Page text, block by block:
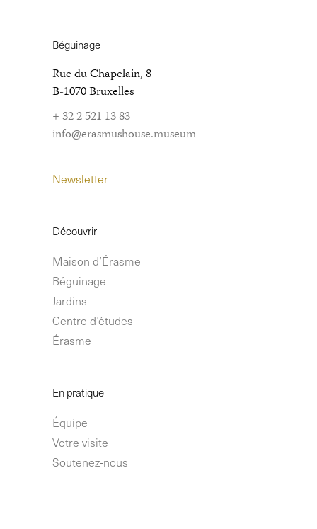
Béguinage
Rue du Chapelain, 8
B-1070 Bruxelles
+ 32 2 521 13 83
info@erasmushouse.museum
Newsletter
Découvrir
Maison d’Érasme
Béguinage
Jardins
Centre d’études
Érasme
En pratique
Équipe
Votre visite
Soutenez-nous